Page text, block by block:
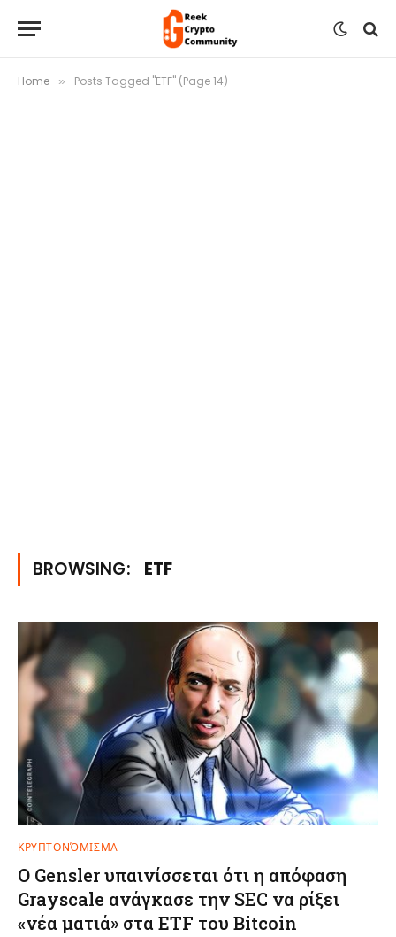
Home » Posts Tagged "ETF" (Page 14)
BROWSING: ETF
ΚΡΥΠΤΟΝΌΜΙΣΜΑ
Ο Gensler υπαινίσσεται ότι η απόφαση
Grayscale ανάγκασε την SEC να ρίξει
«νέα ματιά» στα ETF του Bitcoin